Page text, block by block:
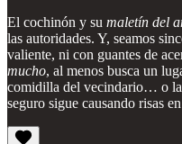
El cochinón y su maletín del
las autoridades. Y, seamos
valiente, ni con guantes de
mucho, al menos busca un
comidilla del vecindario… o la
seguro sigue causando risas